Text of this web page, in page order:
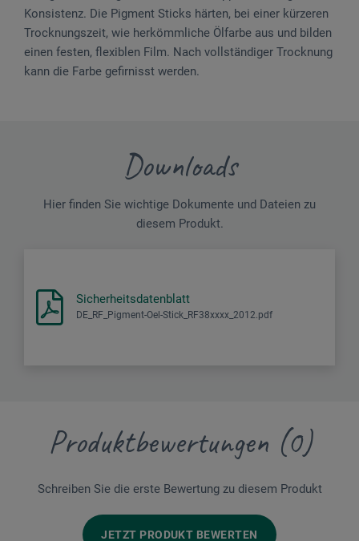
Konsistenz. Die Pigment Sticks härten, bei einer kürzeren
Trocknungszeit, wie herkömmliche Ölfarbe aus und bilden
einen festen, flexiblen Film. Nach vollständiger Trocknung
kann die Farbe gefirnisst werden.
Downloads
Hier finden Sie wichtige Dokumente und Dateien zu
diesem Produkt.
Sicherheitsdatenblatt
DE_RF_Pigment-Oel-Stick_RF38xxxx_2012.pdf
Produktbewertungen (0)
Schreiben Sie die erste Bewertung zu diesem Produkt
JETZT PRODUKT BEWERTEN